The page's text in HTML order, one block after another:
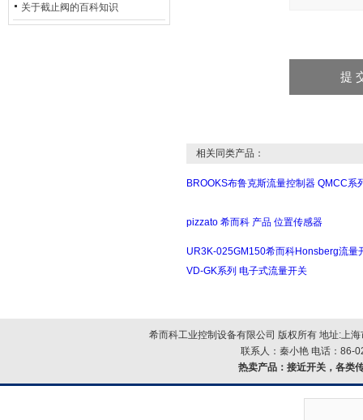
的地位*
关于截止阀的百科知识
相关同类产品：
BROOKS布鲁克斯流量控制器 QMCC系
pizzato 希而科 产品 位置传感器
UR3K-025GM150希而科Honsberg流量
VD-GK系列 电子式流量开关
希而科工业控制设备有限公司 版权所有 地址:上
联系人：秦小艳 电话：86-
热卖产品： 接近开关，各类